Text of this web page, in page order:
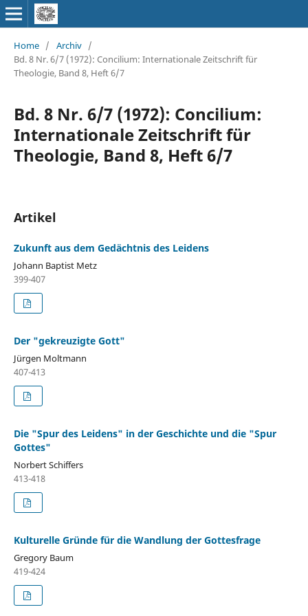
Home / Archiv /
Bd. 8 Nr. 6/7 (1972): Concilium: Internationale Zeitschrift für
Theologie, Band 8, Heft 6/7
Bd. 8 Nr. 6/7 (1972): Concilium:
Internationale Zeitschrift für
Theologie, Band 8, Heft 6/7
Artikel
Zukunft aus dem Gedächtnis des Leidens
Johann Baptist Metz
399-407
Der "gekreuzigte Gott"
Jürgen Moltmann
407-413
Die "Spur des Leidens" in der Geschichte und die "Spur
Gottes"
Norbert Schiffers
413-418
Kulturelle Gründe für die Wandlung der Gottesfrage
Gregory Baum
419-424